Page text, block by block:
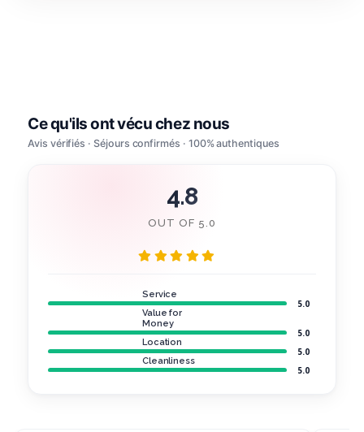
4.8
OUT OF 5.0
Service
5.0
Value for
Money
5.0
Location
5.0
Cleanliness
5.0